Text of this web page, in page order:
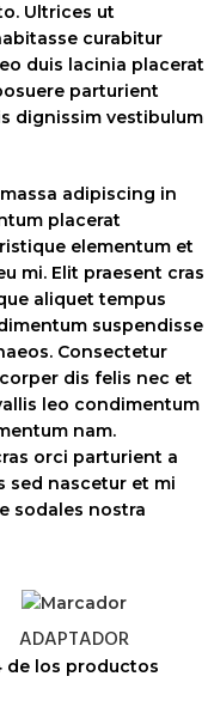
Ultrices ut
curabitur
duis lacinia placerat
parturient
dignissim vestibulum
adipiscing in
placerat
elementum et
mi. Elit praesent cras
aliquet tempus
suspendisse
Consectetur
dis felis nec et
leo condimentum
nam.
orci parturient a
sed nascetur et mi
sodales nostra
ADAPTADOR
de los productos